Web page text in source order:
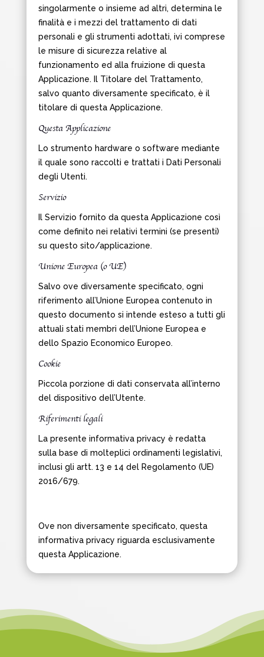
singolarmente o insieme ad altri, determina le
finalità e i mezzi del trattamento di dati
personali e gli strumenti adottati, ivi comprese
le misure di sicurezza relative al
funzionamento ed alla fruizione di questa
Applicazione. Il Titolare del Trattamento,
salvo quanto diversamente specificato, è il
titolare di questa Applicazione.
Questa Applicazione
Lo strumento hardware o software mediante
il quale sono raccolti e trattati i Dati Personali
degli Utenti.
Servizio
Il Servizio fornito da questa Applicazione così
come definito nei relativi termini (se presenti)
su questo sito/applicazione.
Unione Europea (o UE)
Salvo ove diversamente specificato, ogni
riferimento all’Unione Europea contenuto in
questo documento si intende esteso a tutti gli
attuali stati membri dell’Unione Europea e
dello Spazio Economico Europeo.
Cookie
Piccola porzione di dati conservata all’interno
del dispositivo dell’Utente.
Riferimenti legali
La presente informativa privacy è redatta
sulla base di molteplici ordinamenti legislativi,
inclusi gli artt. 13 e 14 del Regolamento (UE)
2016/679.
Ove non diversamente specificato, questa
informativa privacy riguarda esclusivamente
questa Applicazione.